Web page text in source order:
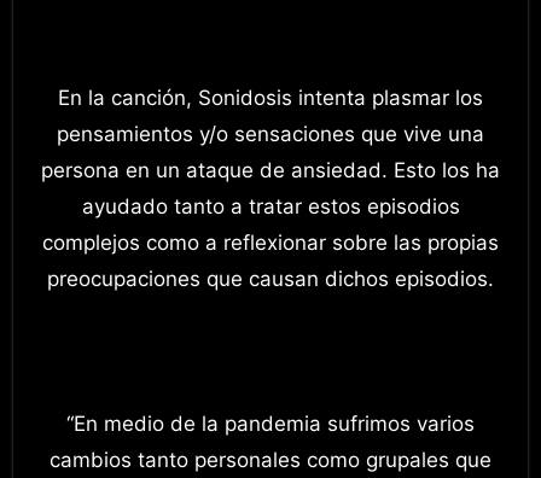
En la canción, Sonidosis intenta plasmar los
pensamientos y/o sensaciones que vive una
persona en un ataque de ansiedad. Esto los ha
ayudado tanto a tratar estos episodios
complejos como a reflexionar sobre las propias
preocupaciones que causan dichos episodios.
“En medio de la pandemia sufrimos varios
cambios tanto personales como grupales que